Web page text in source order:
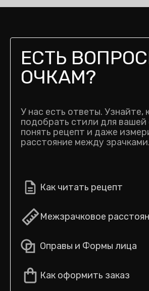
ЕСТЬ
ОЧКАМ?
У нас есть ответы. Узнайте,
подобрать стили для
понять рецепт и даже
расстояние между зрачками.
Как читать рецепт
Межзрачковое
Оправы и Формы лица
Как оформить заказ